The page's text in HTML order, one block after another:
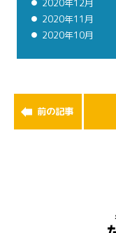
2020年12月
2020年11月
2020年10月
前の記事